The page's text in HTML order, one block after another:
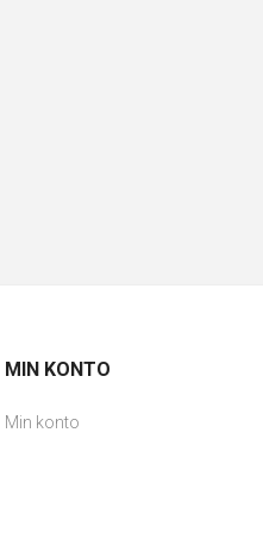
MIN KONTO
Min konto